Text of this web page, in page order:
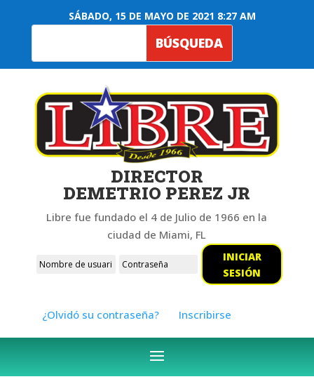
SÁBADO, 15 DE MAYO DE 2021 8:27 AM
DIRECTOR
DEMETRIO PEREZ JR
Libre fue fundado el 4 de Julio de 1966 en la
ciudad de Miami, FL
INICIAR
SESIÓN
¿Olvidó su contraseña? Inscribirse